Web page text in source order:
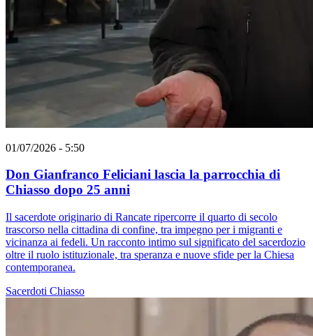
01/07/2026 - 5:50
Don Gianfranco Feliciani lascia la parrocchia di
Chiasso dopo 25 anni
Il sacerdote originario di Rancate ripercorre il quarto di secolo
trascorso nella cittadina di confine, tra impegno per i migranti e
vicinanza ai fedeli. Un racconto intimo sul significato del sacerdozio
oltre il ruolo istituzionale, tra speranza e nuove sfide per la Chiesa
contemporanea.
Sacerdoti Chiasso